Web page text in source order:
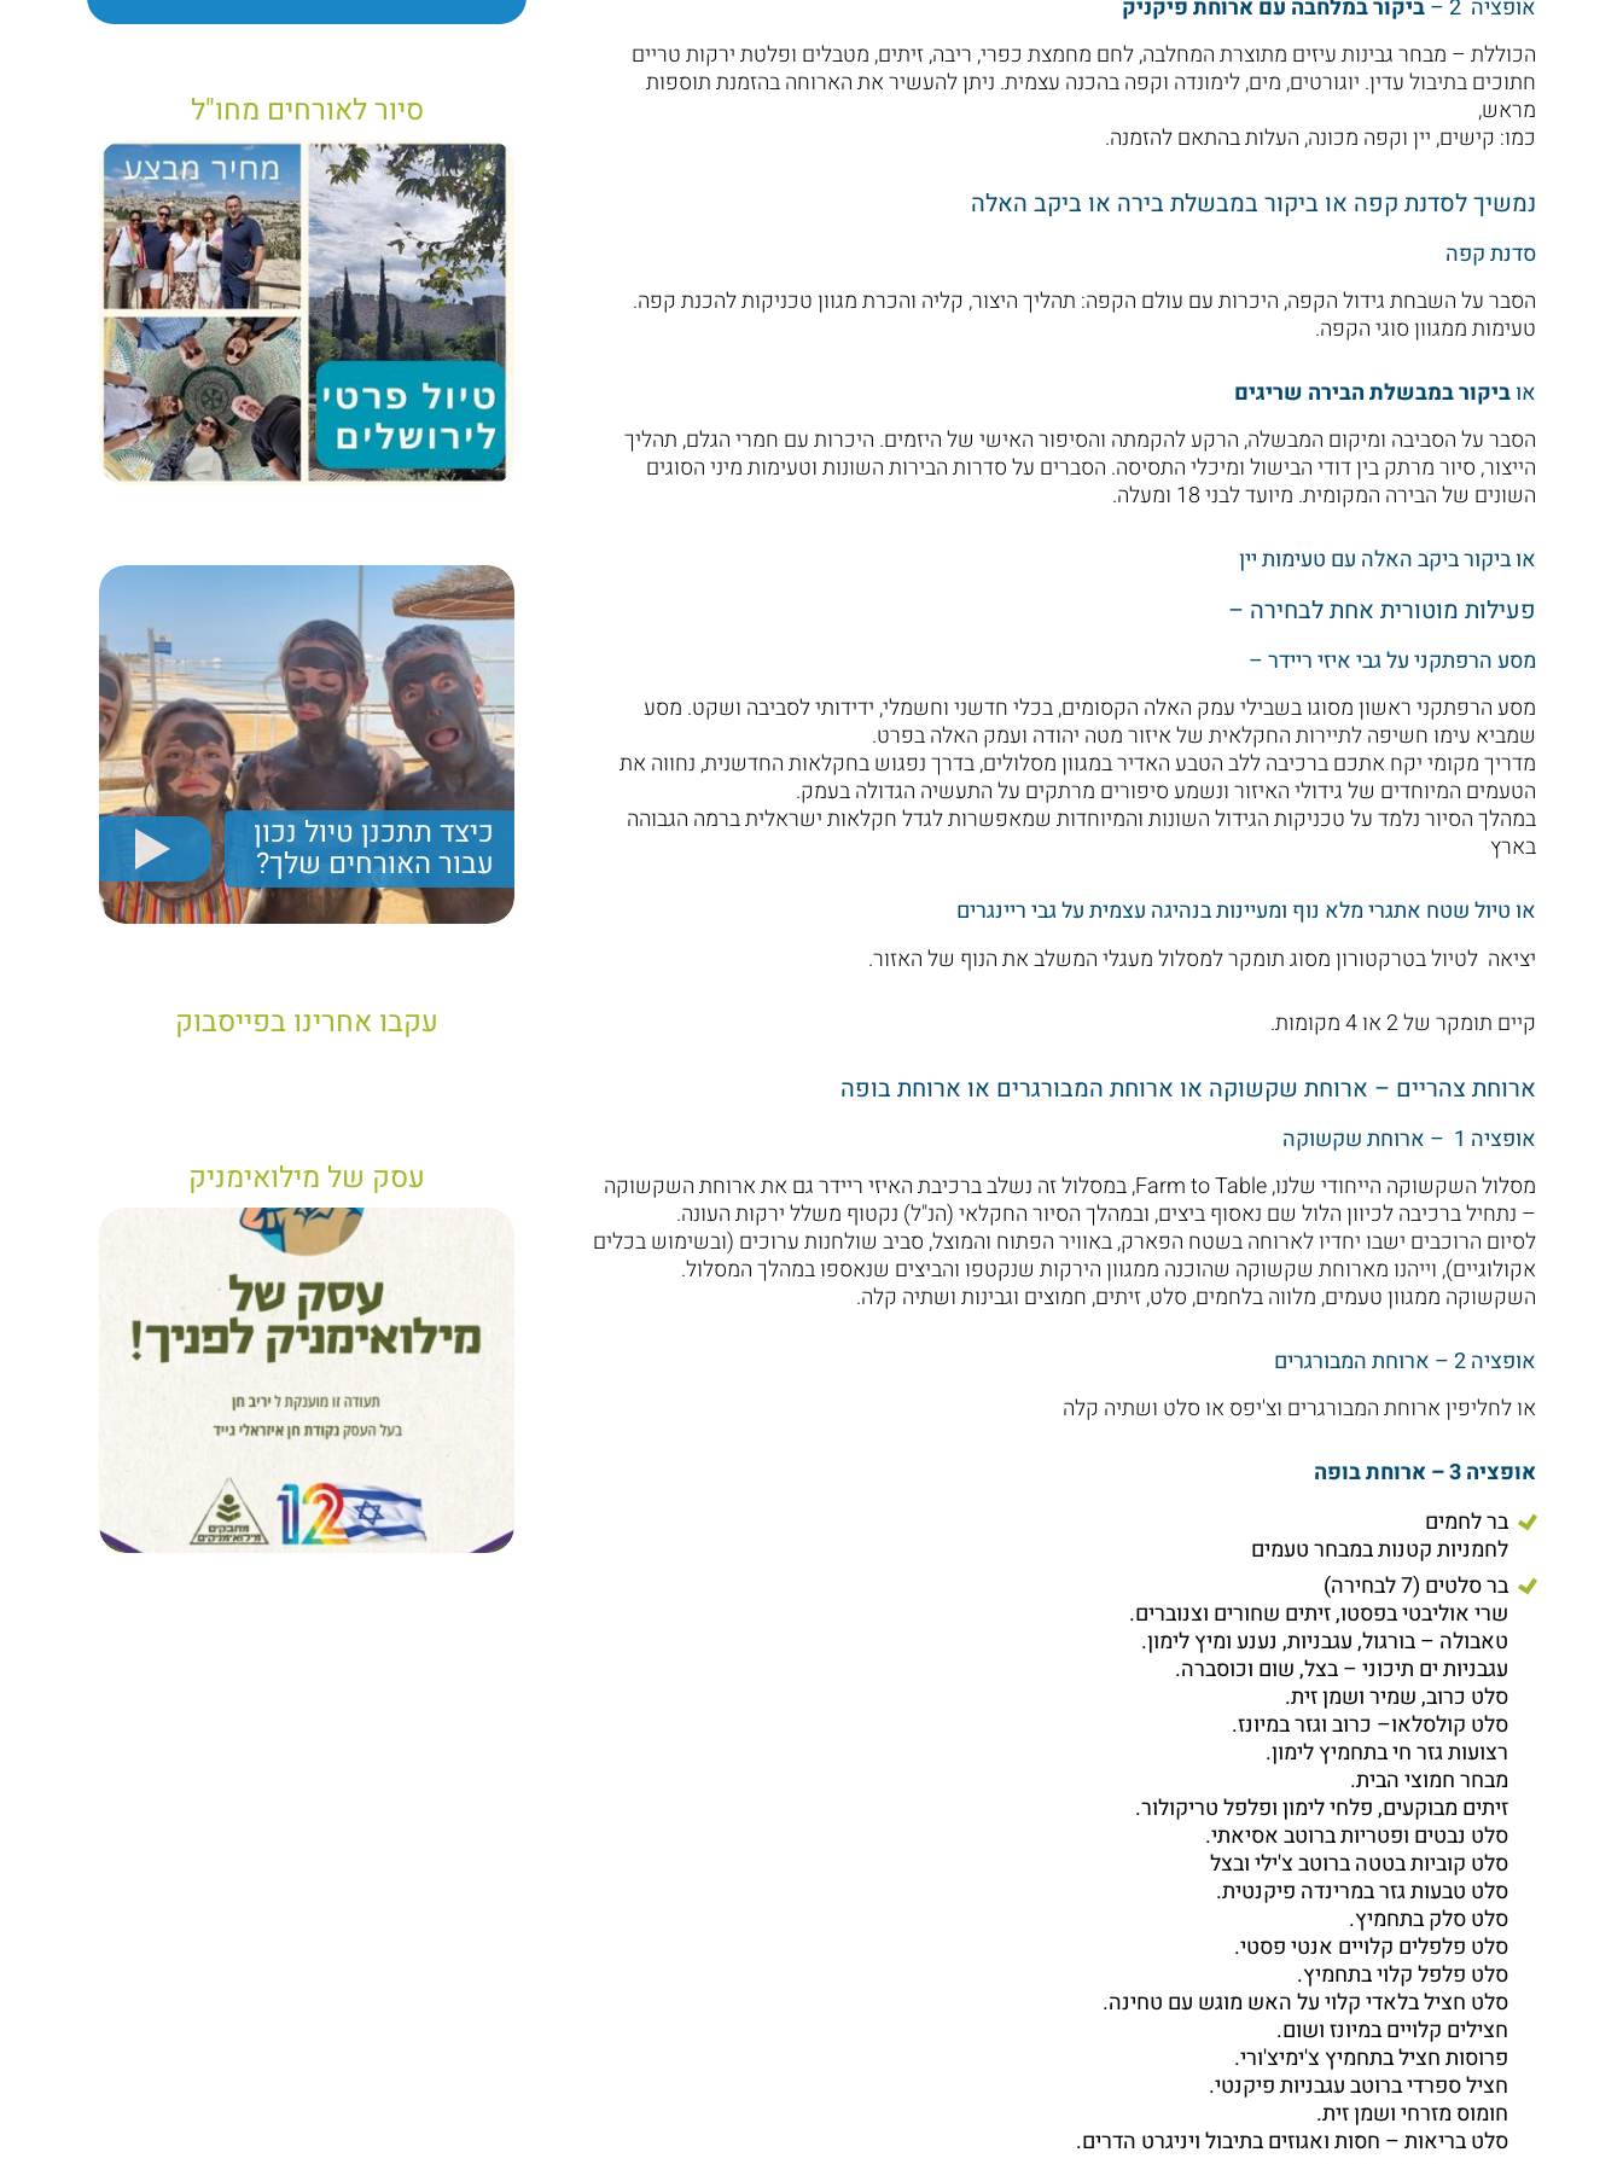
אופציה 2 –
ביקור במלחבה עם ארוחת פיקניק
הכוללת – מבחר גבינות עיזים מתוצרת המחלבה, לחם מחמצת כפרי, ריבה, זיתים, מטבלים ופלטת ירקות טריים
חתוכים בתיבול עדין. יוגורטים, מים, לימונדה וקפה בהכנה עצמית. ניתן להעשיר את הארוחה בהזמנת תוספות
מראש,
כמו: קישים, יין וקפה מכונה, העלות בהתאם להזמנה.
נמשיך לסדנת קפה או ביקור במבשלת בירה או ביקב האלה
סדנת קפה
הסבר על השבחת גידול הקפה, היכרות עם עולם הקפה: תהליך היצור, קליה והכרת מגוון טכניקות להכנת קפה.
טעימות ממגוון סוגי הקפה.
אוביקור במבשלת הבירה שריגים
הסבר על הסביבה ומיקום המבשלה, הרקע להקמתה והסיפור האישי של היזמים. היכרות עם חמרי הגלם, תהליך
הייצור, סיור מרתק בין דודי הבישול ומיכלי התסיסה. הסברים על סדרות הבירות השונות וטעימות מיני הסוגים
השונים של הבירה המקומית. מיועד לבני 18 ומעלה.
או ביקור ביקב האלה עם טעימות יין
פעילות מוטורית אחת לבחירה –
מסע הרפתקני על גבי איזי ריידר –
מסע הרפתקני ראשון מסוגו בשבילי עמק האלה הקסומים, בכלי חדשני וחשמלי, ידידותי לסביבה ושקט. מסע
שמביא עימו חשיפה לתיירות החקלאית של איזור מטה יהודה ועמק האלה בפרט.
מדריך מקומי יקח אתכם ברכיבה ללב הטבע האדיר במגוון מסלולים, בדרך נפגוש בחקלאות החדשנית, נחווה את
הטעמים המיוחדים של גידולי האיזור ונשמע סיפורים מרתקים על התעשיה הגדולה בעמק.
במהלך הסיור נלמד על טכניקות הגידול השונות והמיוחדות שמאפשרות לגדל חקלאות ישראלית ברמה הגבוהה
בארץ
או טיול שטח אתגרי מלא נוף ומעיינות בנהיגה עצמית על גבי ריינגרים
יציאה לטיול בטרקטורון מסוג תומקר למסלול מעגלי המשלב את הנוף של האזור.
קיים תומקר של 2 או 4 מקומות.
ארוחת צהריים – ארוחת שקשוקה או ארוחת המבורגרים או ארוחת בופה
אופציה 1 – ארוחת שקשוקה
מסלול השקשוקה הייחודי שלנו, Farm to Table, במסלול זה נשלב ברכיבת האיזי ריידר גם את ארוחת השקשוקה
– נתחיל ברכיבה לכיוון הלול שם נאסוף ביצים, ובמהלך הסיור החקלאי (הנ"ל) נקטוף משלל ירקות העונה.
לסיום הרוכבים ישבו יחדיו לארוחה בשטח הפארק, באוויר הפתוח והמוצל, סביב שולחנות ערוכים (ובשימוש בכלים
אקולוגיים), וייהנו מארוחת שקשוקה שהוכנה ממגוון הירקות שנקטפו והביצים שנאספו במהלך המסלול.
השקשוקה ממגוון טעמים, מלווה בלחמים, סלט, זיתים, חמוצים וגבינות ושתיה קלה.
אופציה 2 – ארוחת המבורגרים
או לחליפין ארוחת המבורגרים וצ'יפס או סלט ושתיה קלה
אופציה 3 – ארוחת בופה
בר לחמים
לחמניות קטנות במבחר טעמים
בר סלטים (7 לבחירה)
שרי אוליבטי בפסטו, זיתים שחורים וצנוברים.
טאבולה – בורגול, עגבניות, נענע ומיץ לימון.
עגבניות ים תיכוני – בצל, שום וכוסברה.
סלט כרוב, שמיר ושמן זית.
סלט קולסלאו– כרוב וגזר במיונז.
רצועות גזר חי בתחמיץ לימון.
מבחר חמוצי הבית.
זיתים מבוקעים, פלחי לימון ופלפל טריקולור.
סלט נבטים ופטריות ברוטב אסיאתי.
סלט קוביות בטטה ברוטב צ'ילי ובצל
סלט טבעות גזר במרינדה פיקנטית.
סלט סלק בתחמיץ.
סלט פלפלים קלויים אנטי פסטי.
סלט פלפל קלוי בתחמיץ.
סלט חציל בלאדי קלוי על האש מוגש עם טחינה.
חצילים קלויים במיונז ושום.
פרוסות חציל בתחמיץ צ'ימיצ'ורי.
חציל ספרדי ברוטב עגבניות פיקנטי.
חומוס מזרחי ושמן זית.
סלט בריאות – חסות ואגוזים בתיבול ויניגרט הדרים.
סיור לאורחים מחו"ל
כיצד תתכנן טיול נכון
עבור האורחים שלך?
יריב חן, מציג את הקווים המנחים לבניית טיול נכון עבור
תיירים בישראל
עקבו אחרינו בפייסבוק
עסק של מילואימניק